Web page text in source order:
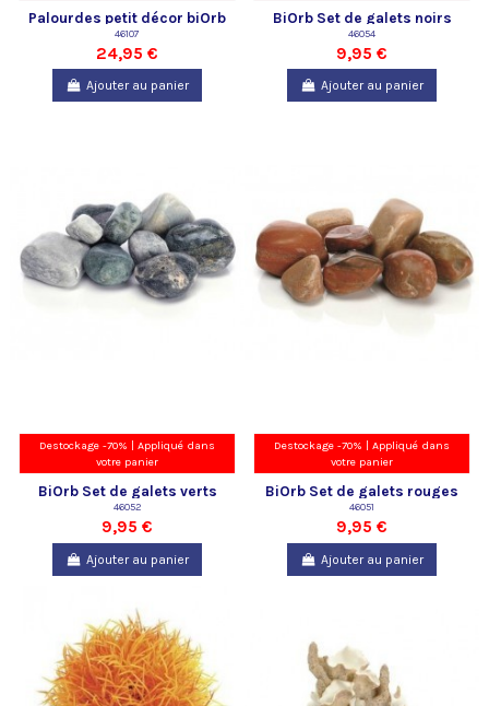
Palourdes petit décor biOrb
46107
24,95 €
Ajouter au panier
BiOrb Set de galets noirs
Oase
46054
9,95 €
Ajouter au panier
Destockage -70% | Appliqué dans
votre panier
BiOrb Set de galets verts
Oase
46052
9,95 €
Ajouter au panier
Destockage -70% | Appliqué dans
votre panier
BiOrb Set de galets rouges
Oase
46051
9,95 €
Ajouter au panier